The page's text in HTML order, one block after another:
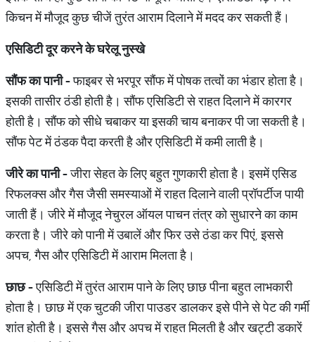
किचन में मौजूद कुछ चीजें तुरंत आराम दिलाने में मदद कर सकती हैं।
एसिडिटीदूरकरनेकेघरेलूनुस्खे
सौंफकापानी-फाइबर से भरपूर सौंफ में पोषक तत्वों का भंडार होता है।
इसकी तासीर ठंडी होती है। सौंफ एसिडिटी से राहत दिलाने में कारगर
होती है। सौंफ को सीधे चबाकर या इसकी चाय बनाकर पी जा सकती है।
सौंफ पेट में ठंडक पैदा करती है और एसिडिटी में कमी लाती है।
जीरेकापानी-जीरा सेहत के लिए बहुत गुणकारी होता है। इसमें एसिड
रिफलक्स और गैस जैसी समस्याओं में राहत दिलाने वाली प्रॉपर्टीज पायी
जाती हैं। जीरे में मौजूद नेचुरल ऑयल पाचन तंत्र को सुधारने का काम
करता है। जीरे को पानी में उबालें और फिर उसे ठंडा कर पिएं, इससे
अपच, गैस और एसिडिटी में आराम मिलता है।
छाछ-एसिडिटी में तुरंत आराम पाने के लिए छाछ पीना बहुत लाभकारी
होता है। छाछ में एक चुटकी जीरा पाउडर डालकर इसे पीने से पेट की गर्मी
शांत होती है। इससे गैस और अपच में राहत मिलती है और खट्टी डकारें